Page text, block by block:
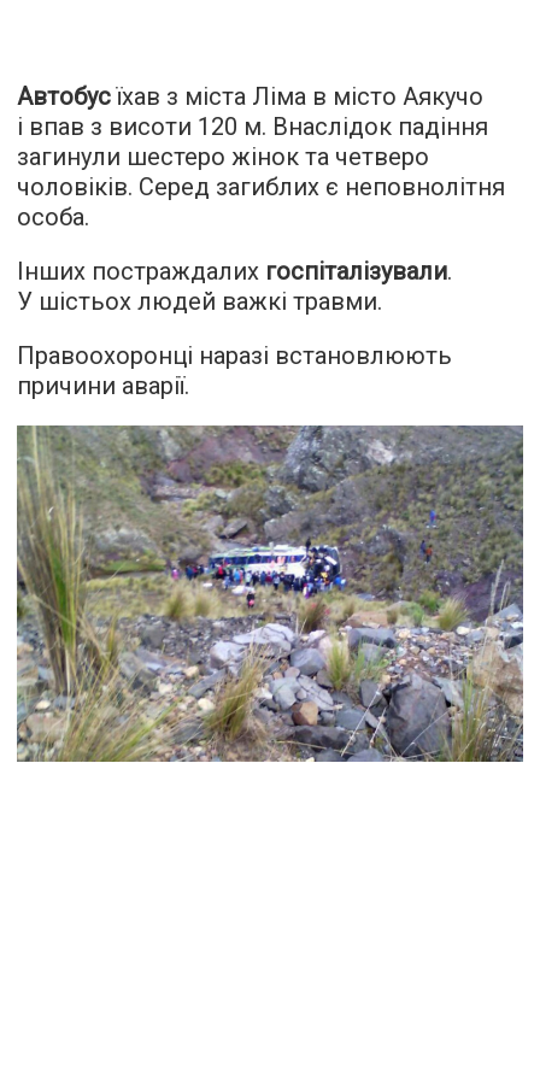
Автобусїхав з міста Ліма в місто Аякучо
і впав з висоти 120 м. Внаслідок падіння
загинули шестеро жінок та четверо
чоловіків. Серед загиблих є неповнолітня
особа.
Інших постраждалих госпіталізували.
У шістьох людей важкі травми.
Правоохоронці наразі встановлюють
причини аварії.